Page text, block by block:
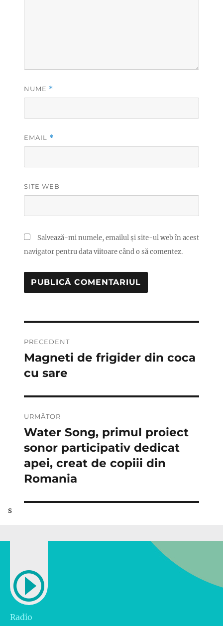
NUME *
EMAIL *
SITE WEB
Salvează-mi numele, emailul și site-ul web în acest
navigator pentru data viitoare când o să comentez.
în
articole
PRECEDENT
Articolul
anterior:
Magneti de frigider din coca
cu sare
URMĂTOR
Articolul
următor:
Water Song, primul proiect
sonor participativ dedicat
apei, creat de copiii din
Romania
s
Radio